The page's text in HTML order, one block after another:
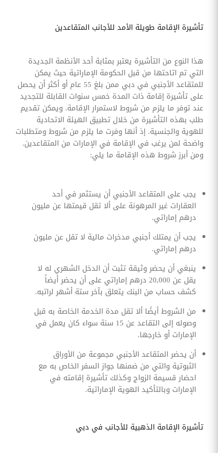
تأشيرة الإقامة طويلة الأمد للأجانب المتقاعدين
هذا النوع من التأشيرة يعتبر بمثابة أحد الأنظمة الجديدة
التي تم اتاحتها من قبل الحكومة الإماراتية حيث يمكن
للمتقاعد الأجنبي في دبي ممن بلغ 55 عام أو أكثر أن يحصل
على تأشيرة إقامة ذات المدة خمس سنوات القابلة للتجديد
عند توفر ما يلزم من شروط لاستمرار الإقامة. ويمكن تقديم
طلب بهذه التأشيرة من خلال تطبيق الهيئة الاتحادية
للهوية والجنسية. إذ أنها وفرت ما يلزم من شروط ومتطلبات
واضحة لمن يرغب في الإقامة في الإمارات من المتقاعدين.
ومن أبرز شروط هذه الإقامة ما يلي:
يجب على المتقاعد الأجنبي أن يستثمر في أحد
العقارات غير المرهونة على ألا تقل قيمتها عن مليون
درهم إماراتي.
يجب أن يمتلك أجنبي مدخرات مالية لا تقل عن مليون
درهم إماراتي.
ينبغي أن يحضر وثيقة تثبت أن الدخل الشهري له لا
يقل عن 20,000 درهم إماراتي على أن يحضر أيضاً
كشف حساب من البنك يتعلق بآخر ستة أشهر لراتبه.
من الشروط أيضًا ألا تقل مدة الخدمة الخاصة به قبل
وصوله إلى التقاعد عن 15 سنة سواء كان يعمل في
الإمارات أو خارجها.
أن يحضر المتقاعد الأجنبي مجموعة من الأوراق
الثبوتية والتي من ضمنها جواز السفر الخاص به مع
احضار قسيمة الزواج وكذلك تأشيرة إقامته في
الإمارات وبالتأكيد الهوية الإماراتية.
تأشيرة الإقامة الذهبية للأجانب في دبي